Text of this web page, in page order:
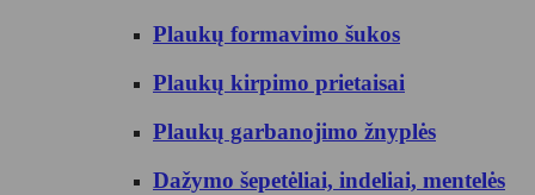
Plaukų formavimo šukos
Plaukų kirpimo prietaisai
Plaukų garbanojimo žnyplės
Dažymo šepetėliai, indeliai, mentelės